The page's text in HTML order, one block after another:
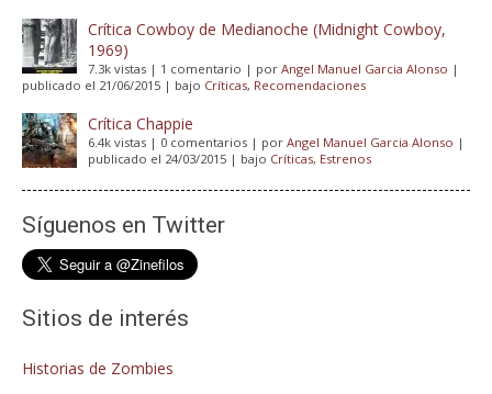
Crítica Cowboy de Medianoche (Midnight Cowboy,
1969)
7.3k vistas | 1 comentario | por Angel Manuel Garcia Alonso |
publicado el 21/06/2015 | bajo Críticas, Recomendaciones
Crítica Chappie
6.4k vistas | 0 comentarios | por Angel Manuel Garcia Alonso |
publicado el 24/03/2015 | bajo Críticas, Estrenos
Síguenos en Twitter
Sitios de interés
Historias de Zombies